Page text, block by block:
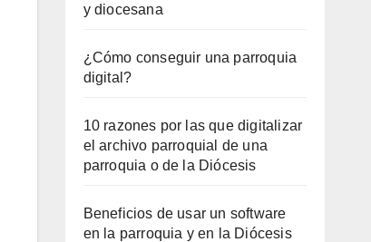
y diocesana
¿Cómo conseguir una parroquia
digital?
10 razones por las que digitalizar
el archivo parroquial de una
parroquia o de la Diócesis
Beneficios de usar un software
en la parroquia y en la Diócesis